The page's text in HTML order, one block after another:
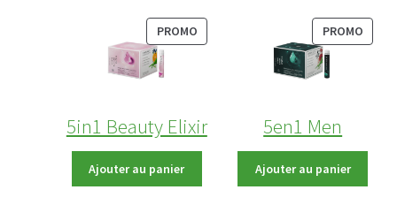
PROMOPRODUIT
EN
5in1 Beauty Elixir
disponible
Ajouter au panier
PROMO
EN
5en1 Men
disponible
Ajouter au panier